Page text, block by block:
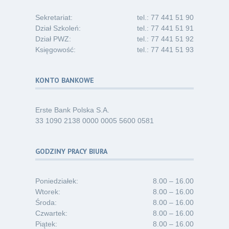
Sekretariat:
tel.: 77 441 51 90
Dział Szkoleń:
tel.: 77 441 51 91
Dział PWZ:
tel.: 77 441 51 92
Księgowość:
tel.: 77 441 51 93
KONTO BANKOWE
Erste Bank Polska S.A.
33 1090 2138 0000 0005 5600 0581
GODZINY PRACY BIURA
Poniedziałek:
8.00 – 16.00
Wtorek:
8.00 – 16.00
Środa:
8.00 – 16.00
Czwartek:
8.00 – 16.00
Piątek:
8.00 – 16.00